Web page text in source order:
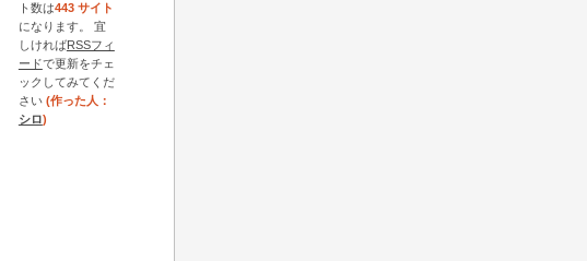
ト数は443 サイト
になります。 宜
しければRSSフィ
ードで更新をチェ
ックしてみてくだ
さい (作った人：
シロ)